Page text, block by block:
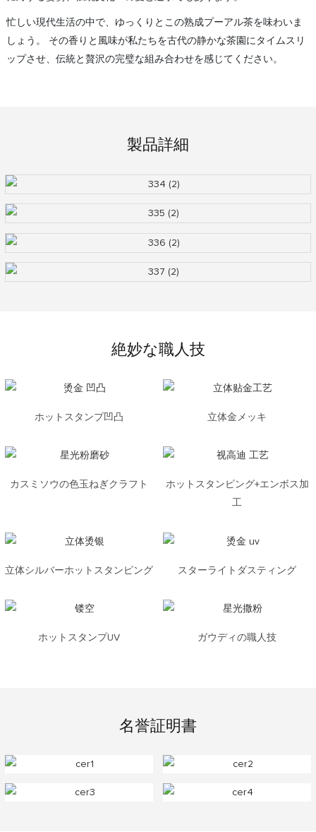
忙しい現代生活の中で、ゆっくりとこの熟成プーアル茶を味わいま
しょう。 その香りと風味が私たちを古代の静かな茶園にタイムスリ
ップさせ、伝統と贅沢の完璧な組み合わせを感じてください。
製品詳細
絶妙な職人技
ホットスタンプ凹凸 立体金メッキ
カスミソウの色玉ねぎクラフト
ホットスタンピング+エンボス加
工
立体シルバーホットスタンピング スターライトダスティング
ホットスタンプUV ガウディの職人技
名誉証明書